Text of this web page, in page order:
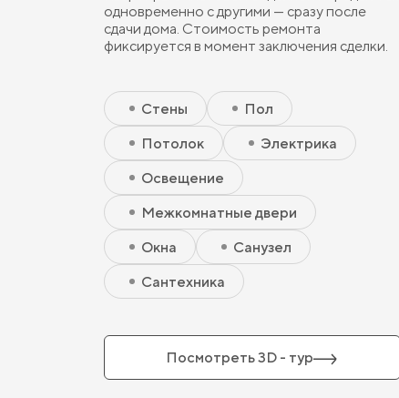
одновременно с другими — сразу после
сдачи дома. Стоимость ремонта
фиксируется в момент заключения сделки.
Скрытый элемент 2 - Чистовая базовая
Скрытый элемент 1 - Чистовая базовая
Стены
Пол
Потолок
Электрика
Освещение
Межкомнатные двери
Окна
Санузел
Сантехника
Посмотреть 3D - тур